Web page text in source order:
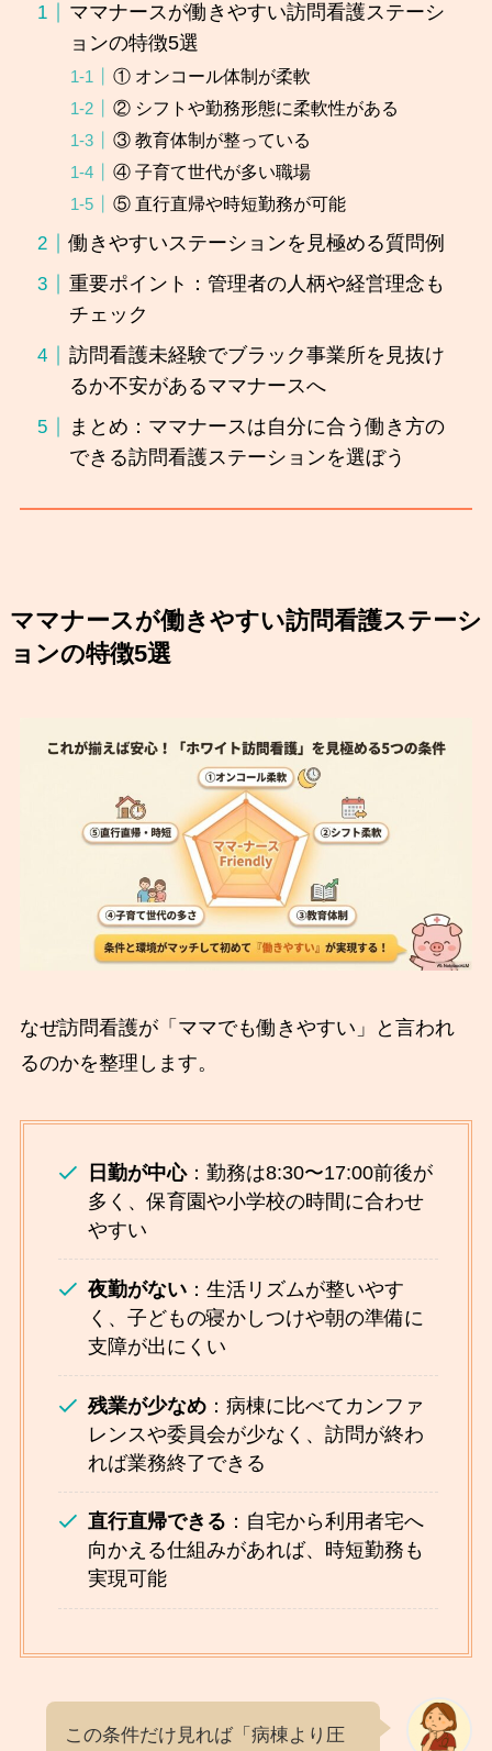
ママナースが働きやすい訪問看護ステーシ
ョンの特徴5選
① オンコール体制が柔軟
② シフトや勤務形態に柔軟性がある
③ 教育体制が整っている
④ 子育て世代が多い職場
⑤ 直行直帰や時短勤務が可能
働きやすいステーションを見極める質問例
重要ポイント：管理者の人柄や経営理念も
チェック
訪問看護未経験でブラック事業所を見抜け
るか不安があるママナースへ
まとめ：ママナースは自分に合う働き方の
できる訪問看護ステーションを選ぼう
ママナースが働きやすい訪問看護ステーシ
ョンの特徴5選
なぜ訪問看護が「ママでも働きやすい」と言われ
るのかを整理します。
日勤が中心：勤務は8:30〜17:00前後が
多く、保育園や小学校の時間に合わせ
やすい
夜勤がない ：生活リズムが整いやす
く、子どもの寝かしつけや朝の準備に
支障が出にくい
残業が少なめ ：病棟に比べてカンファ
レンスや委員会が少なく、訪問が終わ
れば業務終了できる
直行直帰できる ：自宅から利用者宅へ
向かえる仕組みがあれば、時短勤務も
実現可能
この条件だけ見れば「病棟より圧